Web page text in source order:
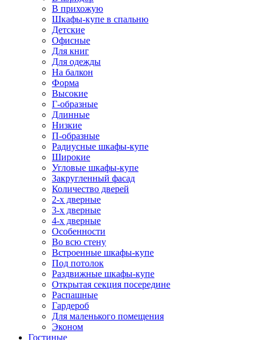
В прихожую
Шкафы-купе в спальню
Детские
Офисные
Для книг
Для одежды
На балкон
Форма
Высокие
Г-образные
Длинные
Низкие
П-образные
Радиусные шкафы-купе
Широкие
Угловые шкафы-купе
Закругленный фасад
Количество дверей
2-х дверные
3-х дверные
4-х дверные
Особенности
Во всю стену
Встроенные шкафы-купе
Под потолок
Раздвижные шкафы-купе
Открытая секция посередине
Распашные
Гардероб
Для маленького помещения
Эконом
Гостиные